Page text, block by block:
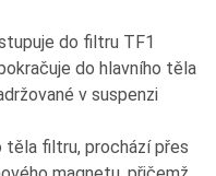
do filtru TF1
do hlavního těla
v suspenzi
těla filtru, prochází přes